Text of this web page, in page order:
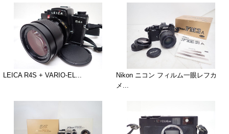
LEICA R4S + VARIO-EL...
Nikon ニコン フィルム一眼レフカ
メ...